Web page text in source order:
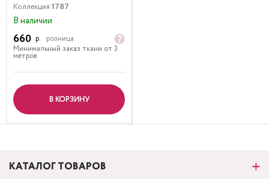
Коллекция:1787
В наличии
660 р.
розница
Минимальный заказ ткани от 3
метров
В КОРЗИНУ
КАТАЛОГ ТОВАРОВ